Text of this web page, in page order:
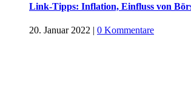
Link-Tipps: Inflation, Einfluss von
20. Januar 2022 | 0 Kommentare